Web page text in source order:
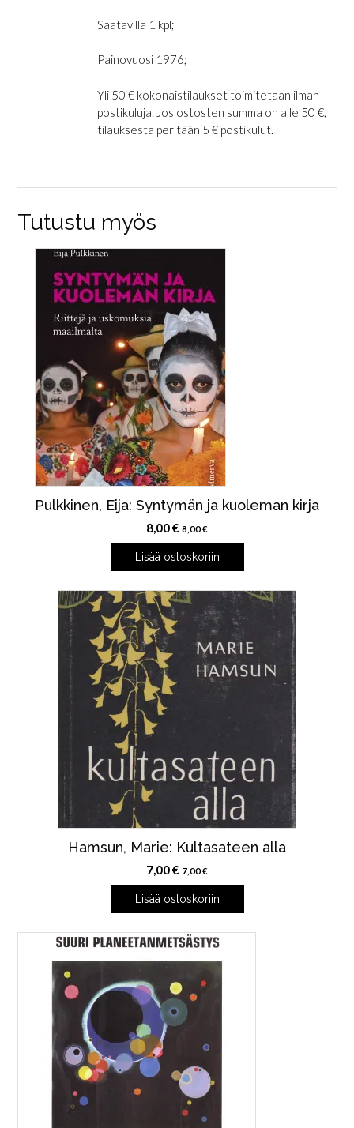
Saatavilla 1 kpl;
Painovuosi 1976;
Yli 50 € kokonaistilaukset toimitetaan ilman
postikuluja. Jos ostosten summa on alle 50 €,
tilauksesta peritään 5 € postikulut.
Tutustu myös
Pulkkinen, Eija: Syntymän ja kuoleman kirja
8,00€ 8,00€
Lisää ostoskoriin
Hamsun, Marie: Kultasateen alla
7,00€ 7,00€
Lisää ostoskoriin